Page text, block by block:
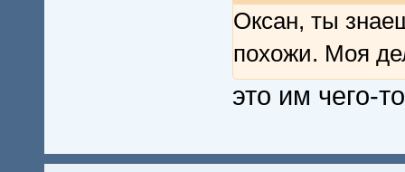
Оксан, ты
похожи. Моя
это им чего-